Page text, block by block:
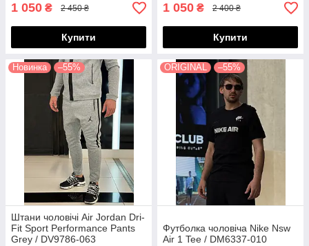
1 050 ₴ 2 450 ₴
Купити
1 050 ₴ 2 400 ₴
Купити
Новинка –55%
Штани чоловічі Air Jordan Dri-
Fit Sport Performance Pants
Grey / DV9786-063
ORIGINAL –55%
Футболка чоловіча Nike Nsw
Air 1 Tee / DM6337-010